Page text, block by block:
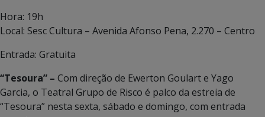
Hora: 19h
Local: Sesc Cultura – Avenida Afonso Pena, 2.270 – Centro
Entrada: Gratuita
“Tesoura” – Com direção de Ewerton Goulart e Yago
Garcia, o Teatral Grupo de Risco é palco da estreia de
“Tesoura” nesta sexta, sábado e domingo, com entrada